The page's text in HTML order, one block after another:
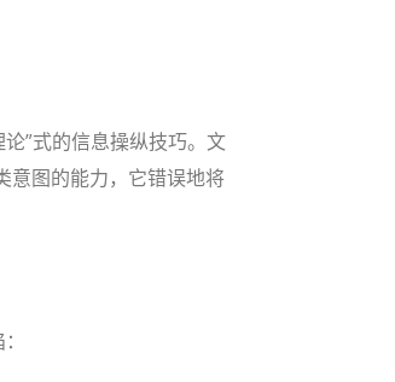
”式的信息操纵技巧。文
意图的能力，它错误地将